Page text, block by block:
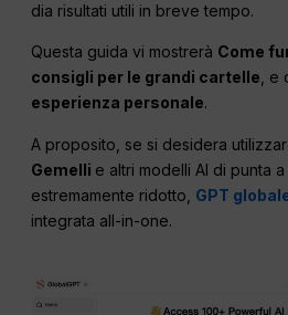
dia risultati utili in breve tempo.
Questa guida vi mostrerà Come
consigli per le grandi cartelle, e
esperienza personale.
A proposito, se si desidera
Gemelli e altri modelli AI di punta
estremamente ridotto, GPT
integrata all-in-one.